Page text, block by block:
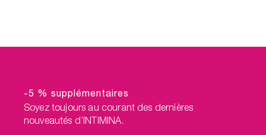
-5 % supplémentaires
Soyez toujours au courant des dernières
nouveautés d’INTIMINA.